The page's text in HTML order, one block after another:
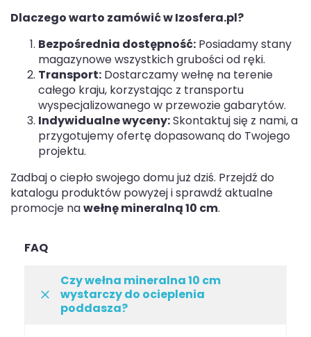
Dlaczego warto zamówić w Izosfera.pl?
Bezpośrednia dostępność: Posiadamy stany
magazynowe wszystkich grubości od ręki.
Transport: Dostarczamy wełnę na terenie
całego kraju, korzystając z transportu
wyspecjalizowanego w przewozie gabarytów.
Indywidualne wyceny:Skontaktuj się z nami, a
przygotujemy ofertę dopasowaną do Twojego
projektu.
Zadbaj o ciepło swojego domu już dziś. Przejdź do
katalogu produktów powyżej i sprawdź aktualne
promocje nawełnę mineralną 10 cm.
FAQ
Czy wełna mineralna 10 cm
wystarczy do ocieplenia
poddasza?